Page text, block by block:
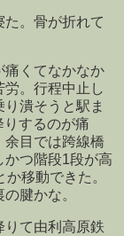
た。骨が折れて
痛くてなかなか
。行程中止し
潰そうと駅ま
するのが痛
余目では跨線橋
かつ階段1段が高
移動できた。
腱かな。
りて由利高原鉄